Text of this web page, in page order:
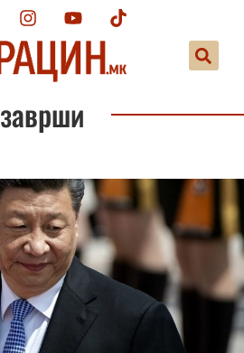
заврши